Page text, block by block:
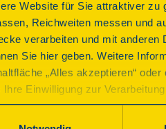
Website für Sie attraktiver
Reichweiten messen und
verarbeiten und mit anderen
Sie hier geben. Weitere
„Alles akzeptieren“
Ihre Einwilligung zur
Onlineangebots nicht
„Speichern“ bestätigen, werden
Die